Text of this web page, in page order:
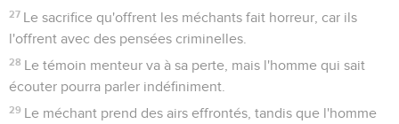
27 Le sacrifice qu'offrent les méchants fait horreur, car ils
l'offrent avec des pensées criminelles.
28 Le témoin menteur va à sa perte, mais l'homme qui sait
écouter pourra parler indéfiniment.
29 Le méchant prend des airs effrontés, tandis que l'homme